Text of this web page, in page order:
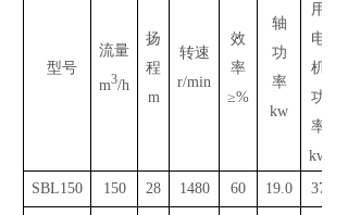
型号
流量
m3/h
扬
程
m
转速
r/min
效
率
≥%
轴
功
率
kw
用
电
机
功
率
kw
SBL150
150 28 1480 60 19.0 37